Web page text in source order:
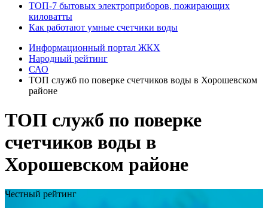
ТОП-7 бытовых электроприборов, пожирающих
киловатты
Как работают умные счетчики воды
Информационный портал ЖКХ
Народный рейтинг
САО
ТОП служб по поверке счетчиков воды в Хорошевском
районе
ТОП служб по поверке
счетчиков воды в
Хорошевском районе
Честный рейтинг